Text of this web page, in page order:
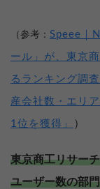
（参考： Speee｜
ール」が、東京
るランキング調
産会社数・エリ
1位を獲得」 ）
東京商工リサー
ユーザー数の部